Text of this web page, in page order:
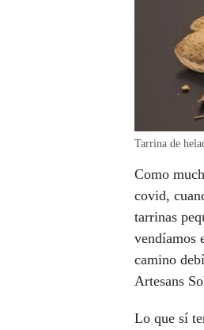
Tarrina de
Como
covid,
tarrinas
vendíamos
camino
Artesans
Lo que sí